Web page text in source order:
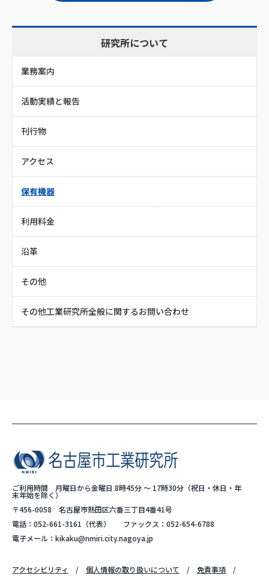
研究所について
業務案内
活動実績と報告
刊行物
アクセス
保有機器
利用料金
沿革
その他
その他工業研究所全般に関するお問い合わせ
ご利用時間 月曜日から金曜日 8時45分 ～ 17時30分（祝日・休日・年
末年始を除く）
〒456-0058 名古屋市熱田区六番三丁目4番41号
電話： 052-661-3161 （代表）
ファックス：052-654-6788
電子メール： kikaku@nmiri.city.nagoya.jp
アクセシビリティ 個人情報の取り扱いについて
免責事項